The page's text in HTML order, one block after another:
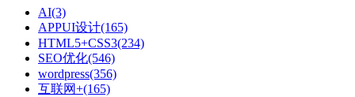
AI(3)
APPUI设计(165)
HTML5+CSS3(234)
SEO优化(546)
wordpress(356)
互联网+(165)